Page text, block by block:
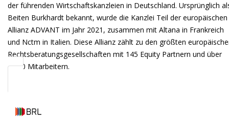
der führenden Wirtschaftskanzleien in Deutschland. Ursprünglich
Beiten Burkhardt bekannt, wurde die Kanzlei Teil der europäischen
Allianz ADVANT im Jahr 2021, zusammen mit Altana in Frankreich
und Nctm in Italien. Diese Allianz zählt zu den größten
Rechtsberatungsgesellschaften mit 145 Equity Partnern und über
1.200 Mitarbeitern.